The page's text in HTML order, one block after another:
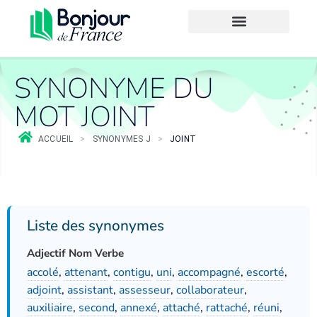
SYNONYME DU
MOT JOINT
ACCUEIL > SYNONYMES J > JOINT
Liste des synonymes
Adjectif Nom Verbe
accolé, attenant, contigu, uni, accompagné, escorté,
adjoint, assistant, assesseur, collaborateur,
auxiliaire, second, annexé, attaché, rattaché, réuni,